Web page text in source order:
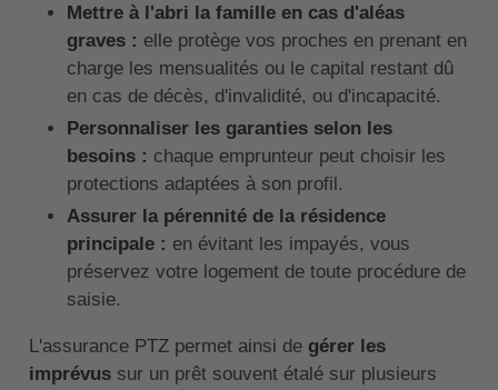
Mettre à l'abri la famille en cas d'aléas
graves : elle protège vos proches en prenant en
charge les mensualités ou le capital restant dû
en cas de décès, d'invalidité, ou d'incapacité.
Personnaliser les garanties selon les
besoins : chaque emprunteur peut choisir les
protections adaptées à son profil.
Assurer la pérennité de la résidence
principale : en évitant les impayés, vous
préservez votre logement de toute procédure de
saisie.
L'assurance PTZ permet ainsi de gérer les
imprévussur un prêt souvent étalé sur plusieurs